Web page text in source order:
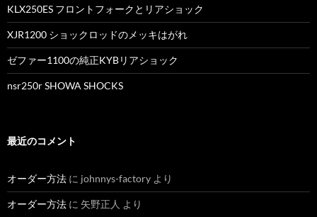
ョ
ン
KLX250ES フロントフォークとリアショック
XJR1200 ショックロッドのメッキはがれ
ゼファー1100の純正KYBリアショック
nsr250r SHOWA SHOCKS
最近のコメント
オーダー方法 に johnnys-factory より
オーダー方法 に 矢野正人 より